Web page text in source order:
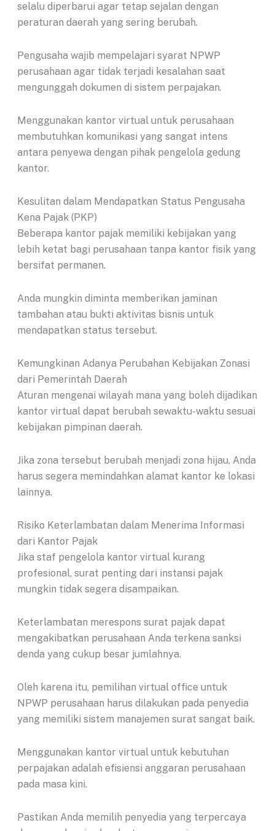
selalu diperbarui agar tetap sejalan dengan
peraturan daerah yang sering berubah.
Pengusaha wajib mempelajari syarat NPWP
perusahaan agar tidak terjadi kesalahan saat
mengunggah dokumen di sistem perpajakan.
Menggunakan kantor virtual untuk perusahaan
membutuhkan komunikasi yang sangat intens
antara penyewa dengan pihak pengelola gedung
kantor.
Kesulitan dalam Mendapatkan Status Pengusaha
Kena Pajak (PKP)
Beberapa kantor pajak memiliki kebijakan yang
lebih ketat bagi perusahaan tanpa kantor fisik yang
bersifat permanen.
Anda mungkin diminta memberikan jaminan
tambahan atau bukti aktivitas bisnis untuk
mendapatkan status tersebut.
Kemungkinan Adanya Perubahan Kebijakan Zonasi
dari Pemerintah Daerah
Aturan mengenai wilayah mana yang boleh dijadikan
kantor virtual dapat berubah sewaktu-waktu sesuai
kebijakan pimpinan daerah.
Jika zona tersebut berubah menjadi zona hijau, Anda
harus segera memindahkan alamat kantor ke lokasi
lainnya.
Risiko Keterlambatan dalam Menerima Informasi
dari Kantor Pajak
Jika staf pengelola kantor virtual kurang
profesional, surat penting dari instansi pajak
mungkin tidak segera disampaikan.
Keterlambatan merespons surat pajak dapat
mengakibatkan perusahaan Anda terkena sanksi
denda yang cukup besar jumlahnya.
Oleh karena itu, pemilihan virtual office untuk
NPWP perusahaan harus dilakukan pada penyedia
yang memiliki sistem manajemen surat sangat baik.
Menggunakan kantor virtual untuk kebutuhan
perpajakan adalah efisiensi anggaran perusahaan
pada masa kini.
Pastikan Anda memilih penyedia yang terpercaya